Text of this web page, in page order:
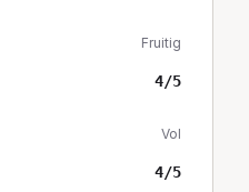
Fruitig
4/5
Vol
4/5